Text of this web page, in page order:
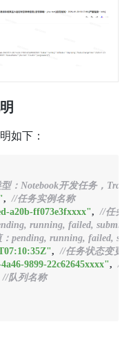
如下：
：Notebook开发任务，
, //任务实例名称
a20b-ff073e3fxxxx", //任务
running, failed,
pending, running, failed,
, //任务状态变更
9899-22c62645xxxx", //
//队列名称